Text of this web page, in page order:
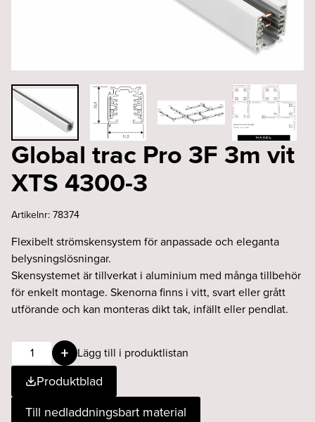
Global trac Pro 3F 3m vit
XTS 4300-3
Artikelnr:78374
Flexibelt strömskensystem för anpassade och eleganta
belysningslösningar.
Skensystemet är tillverkat i aluminium med många tillbehör
för enkelt montage. Skenorna finns i vitt, svart eller grått
utförande och kan monteras dikt tak, infällt eller pendlat.
Global
trac
Pro
3F
Lägg till i produktlistan
Produktblad
Till nedladdningsbart material